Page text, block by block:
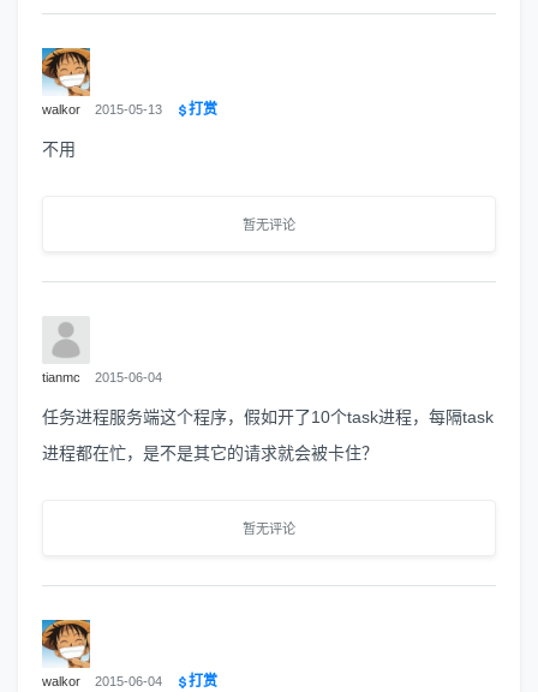
walkor 2015-05-13 打赏
不用
暂无评论
tianmc 2015-06-04
任务进程服务端这个程序，假如开了10个task进程，每隔task
进程都在忙，是不是其它的请求就会被卡住？
暂无评论
walkor 2015-06-04 打赏